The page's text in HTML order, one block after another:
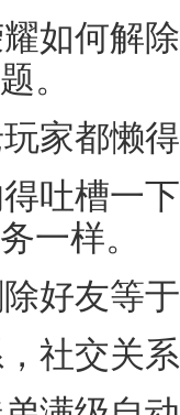
如何解
。
家都懒
吐槽一
一样。
好友等
社交关